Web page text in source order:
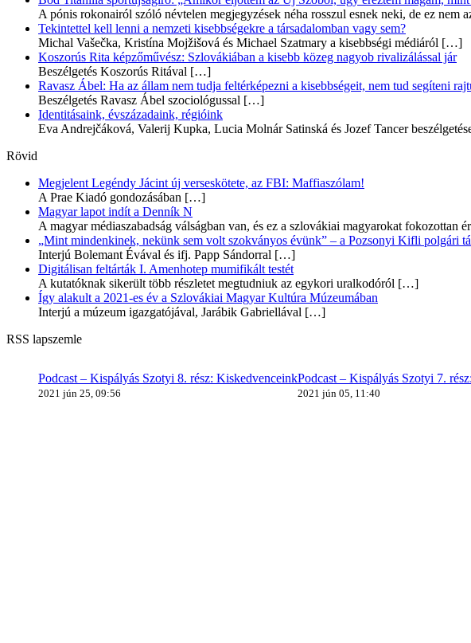
A pónis rokonairól szóló névtelen megjegyzések néha rosszul esnek neki, de ez nem
Tekintettel kell lenni a nemzeti kisebbségekre a társadalomban vagy sem?
Michal Vašečka, Kristína Mojžišová és Michael Szatmary a kisebbségi médiáról […]
Koszorús Rita képzőművész: Szlovákiában a kisebb közeg nagyob rivalizálással jár
Beszélgetés Koszorús Ritával […]
Ravasz Ábel: Ha az állam nem tudja feltérképezni a kisebbségeit, nem tud segíteni
Beszélgetés Ravasz Ábel szociológussal […]
Identitásaink, évszázadaink, régióink
Eva Andrejčáková, Valerij Kupka, Lucia Molnár Satinská és Jozef Tancer
Rövid
Megjelent Legéndy Jácint új verseskötete, az FBI: Maffiaszólam!
A Prae Kiadó gondozásában […]
Magyar lapot indít a Denník N
A magyar médiaszabadság válságban van, és ez a szlovákiai magyarokat fokozottan
„Mint mindenkinek, nekünk sem volt szokványos évünk” – a Pozsonyi Kifli polgári
Interjú Bolemant Évával és ifj. Papp Sándorral […]
Digitálisan feltárták I. Amenhotep mumifikált testét
A kutatóknak sikerült több részletet megtudniuk az egykori uralkodóról […]
Így alakult a 2021-es év a Szlovákiai Magyar Kultúra Múzeumában
Interjú a múzeum igazgatójával, Jarábik Gabriellával […]
RSS lapszemle
Podcast – Kispályás Szotyi 8. rész: Kiskedvenceink
2021 jún 25, 09:56
Podcast – Kispályás Szotyi 7.
2021 jún 05, 11:40